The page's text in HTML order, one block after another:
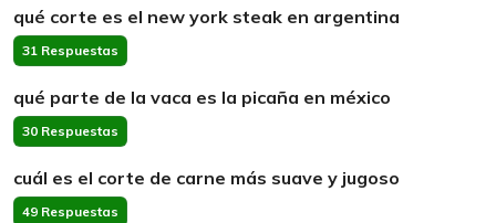
qué corte es el new york steak en argentina
31 Respuestas
qué parte de la vaca es la picaña en méxico
30 Respuestas
cuál es el corte de carne más suave y jugoso
49 Respuestas